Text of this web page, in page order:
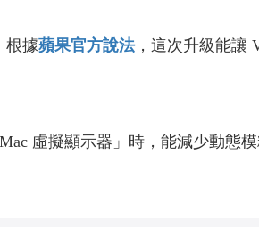
根據蘋果官方說法，這次升級能讓
虛擬顯示器」時，能減少動態